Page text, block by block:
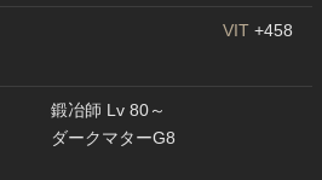
VIT +458
鍛冶師 Lv 80～
ダークマターG8